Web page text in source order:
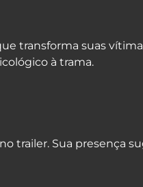
transforma suas
à trama.
trailer. Sua presença